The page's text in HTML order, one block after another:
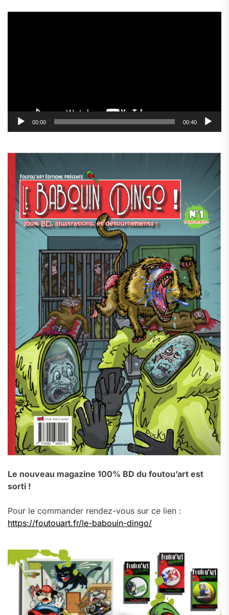
00:00 00:40
Le nouveau magazine 100% BD du foutou’art est
sorti !
Pour le commander rendez-vous sur ce lien :
https://foutouart.fr/le-babouin-dingo/